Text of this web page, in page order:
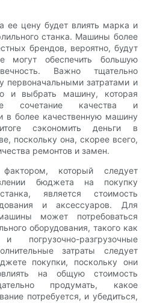
цену будет влиять марка и
станка. Машины более
брендов, вероятно, будут
обеспечить большую
Важно тщательно
первоначальными затратами и
и выбрать машину, которая
сочетание качества и
в более качественную машину
сэкономить деньги в
поскольку она, скорее всего,
ремонтов и замен.
который следует
бюджета на покупку
является стоимость
и аксессуаров. Для
может потребоваться
оборудования, такого как
разгрузочные
затраты следует
покупки, поскольку они
на общую стоимость
продумать, какое
потребуется, и убедиться,